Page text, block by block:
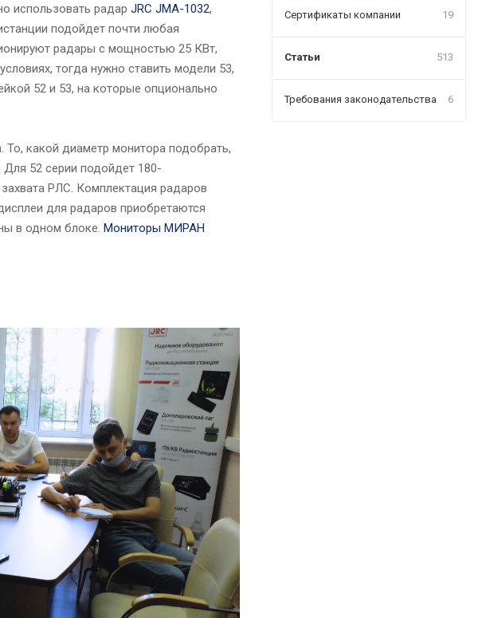
использовать радар JRC JMA-1032,
подойдет почти любая
радары с мощностью 25 КВт,
тогда нужно ставить модели 53,
52 и 53, на которые опционально
какой диаметр монитора подобрать,
52 серии подойдет 180-
РЛС. Комплектация радаров
для радаров приобретаются
в одном блоке. Мониторы МИРАН
Сертификаты компании 19
Статьи 513
Требования законодательства 6